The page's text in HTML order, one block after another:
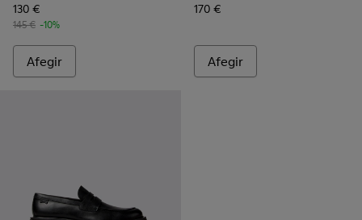
130 €
145 € -10%
Afegir
170 €
Afegir